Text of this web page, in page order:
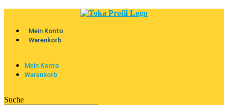
Mein Konto
Warenkorb
Mein Konto
Warenkorb
Suche